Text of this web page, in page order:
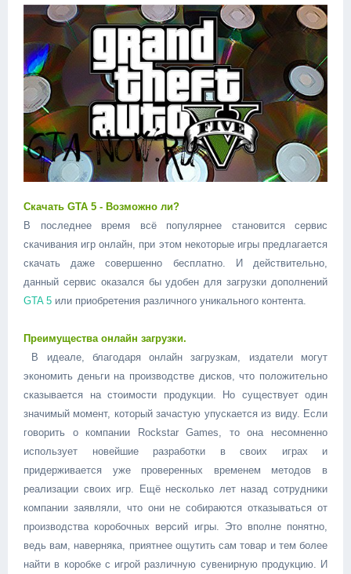
Скачать GTA 5 - Возможно ли?
В последнее время всё популярнее становится сервис
скачивания игр онлайн, при этом некоторые игры предлагается
скачать даже совершенно бесплатно. И действительно,
данный сервис оказался бы удобен для загрузки дополнений
GTA 5 или приобретения различного уникального контента.
Преимущества онлайн загрузки.
В идеале, благодаря онлайн загрузкам, издатели могут
экономить деньги на производстве дисков, что положительно
сказывается на стоимости продукции. Но существует один
значимый момент, который зачастую упускается из виду. Если
говорить о компании Rockstar Games, то она несомненно
использует новейшие разработки в своих играх и
придерживается уже проверенных временем методов в
реализации своих игр. Ещё несколько лет назад сотрудники
компании заявляли, что они не собираются отказываться от
производства коробочных версий игры. Это вполне понятно,
ведь вам, наверняка, приятнее ощутить сам товар и тем более
найти в коробке с игрой различную сувенирную продукцию. И